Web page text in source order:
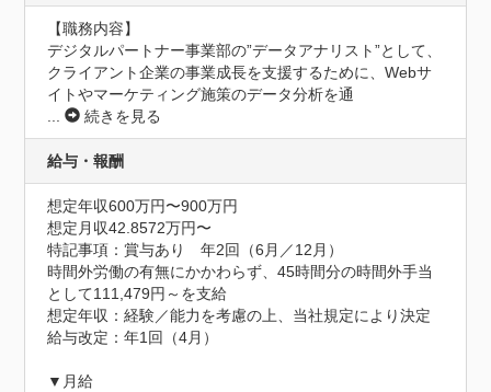
【職務内容】
デジタルパートナー事業部の”データアナリスト”として、
クライアント企業の事業成長を支援するために、Webサ
イトやマーケティング施策のデータ分析を通
...
続きを見る
給与・報酬
想定年収600万円〜900万円
想定月収42.8572万円〜
特記事項：賞与あり　年2回（6月／12月）
時間外労働の有無にかかわらず、45時間分の時間外手当
として111,479円～を支給
想定年収：経験／能力を考慮の上、当社規定により決定
給与改定：年1回（4月）
▼月給